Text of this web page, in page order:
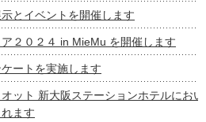
とイベントを開催します
２０２４ in MieMu を開催します
ートを実施します
ット 新大阪ステーションホテルにお
ます